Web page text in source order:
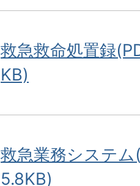
救急救命処置録
KB)
救急業務システ
5.8KB)